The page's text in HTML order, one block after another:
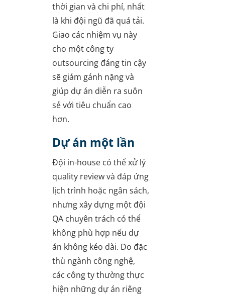
thời gian và chi phí, nhất
là khi đội ngũ đã quá tải.
Giao các nhiệm vụ này
cho một công ty
outsourcing đáng tin cậy
sẽ giảm gánh nặng và
giúp dự án diễn ra suôn
sẻ với tiêu chuẩn cao
hơn.
Dự án một lần
Đội in-house có thể xử lý
quality review và đáp ứng
lịch trình hoặc ngân sách,
nhưng xây dựng một đội
QA chuyên trách có thể
không phù hợp nếu dự
án không kéo dài. Do đặc
thù ngành công nghệ,
các công ty thường thực
hiện những dự án riêng